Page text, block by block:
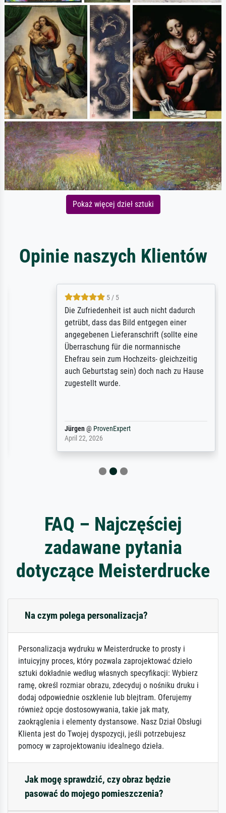
Pokaż więcej dzieł sztuki
Opinie naszych Klientów
5 / 5
Die Zufriedenheit ist auch nicht dadurch
getrübt, dass das Bild entgegen einer
angegebenen Lieferanschrift (sollte eine
Überraschung für die normannische
Ehefrau sein zum Hochzeits- gleichzeitig
auch Geburtstag sein) doch nach zu Hause
zugestellt wurde.
@ProvenExpert
April 22, 2026
FAQ – Najczęściej
zadawane pytania
dotyczące Meisterdrucke
Na czym polega personalizacja?
Personalizacja wydruku w Meisterdrucke to prosty i
intuicyjny proces, który pozwala zaprojektować dzieło
sztuki dokładnie według własnych specyfikacji: Wybierz
ramę, określ rozmiar obrazu, zdecyduj o nośniku druku i
dodaj odpowiednie oszklenie lub blejtram. Oferujemy
również opcje dostosowywania, takie jak maty,
zaokrąglenia i elementy dystansowe. Nasz Dział Obsługi
Klienta jest do Twojej dyspozycji, jeśli potrzebujesz
pomocy w zaprojektowaniu idealnego dzieła.
Jak mogę sprawdzić, czy obraz będzie
pasować do mojego pomieszczenia?